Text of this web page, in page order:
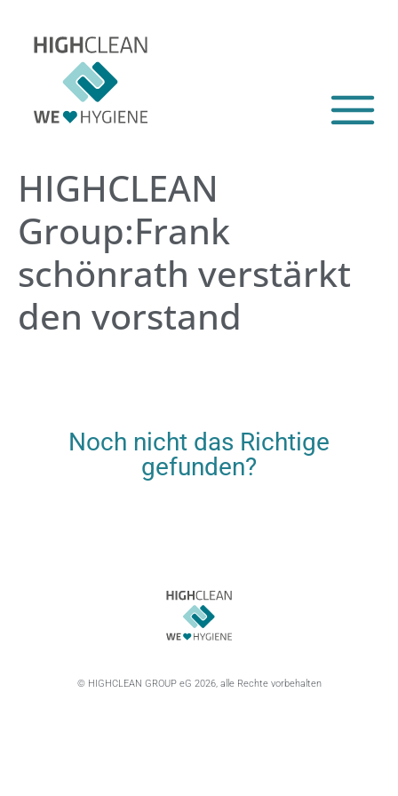
HIGHCLEAN
Group:Frank
schönrath verstärkt
den vorstand
Noch nicht das Richtige
gefunden?
© HIGHCLEAN GROUP eG 2026, alle Rechte vorbehalten